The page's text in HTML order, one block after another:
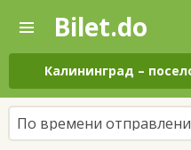
—
Поиск
и
покупка
билетов
на
автобус
Bilet.do
Калининград –
По времени